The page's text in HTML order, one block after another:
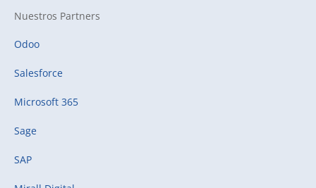
Nuestros Partners
Odoo
Salesforce
Microsoft 365
Sage
SAP